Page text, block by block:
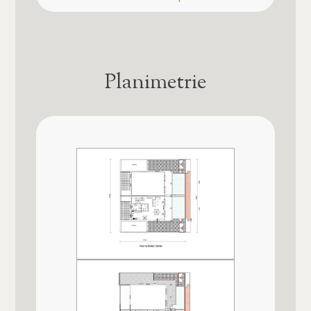
Presente
Privato
Distanza mare/lago
1.500 mt.
Cucina
Abitabile
Box
Singolo, 23 mq
Planimetrie
Posto auto/Box
Nuova costruzione